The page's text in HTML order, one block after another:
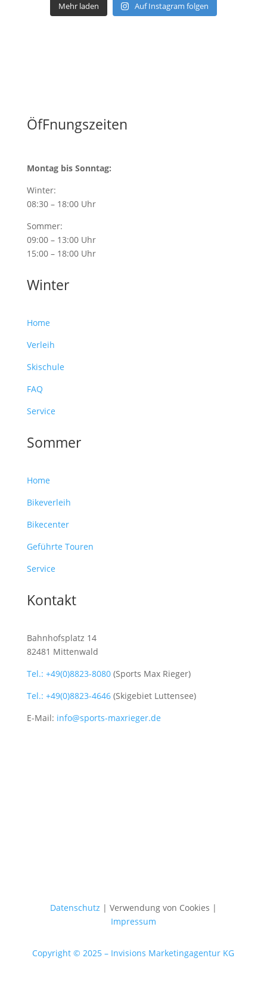
Mehr laden Auf Instagram folgen
ÖfFnungszeiten
Montag bis Sonntag:
Winter:
08:30 – 18:00 Uhr
Sommer:
09:00 – 13:00 Uhr
15:00 – 18:00 Uhr
Winter
Home
Verleih
Skischule
FAQ
Service
Sommer
Home
Bikeverleih
Bikecenter
Geführte Touren
Service
Kontakt
Bahnhofsplatz 14
82481 Mittenwald
Tel.: +49(0)8823-8080(Sports Max Rieger)
Tel.: +49(0)8823-4646(Skigebiet Luttensee)
E-Mail: info@sports-maxrieger.de
Datenschutz | Verwendung von Cookies |
Impressum
Copyright © 2025 – Invisions Marketingagentur KG